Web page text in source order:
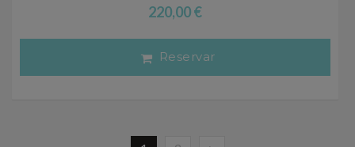
220,00€
Reservar